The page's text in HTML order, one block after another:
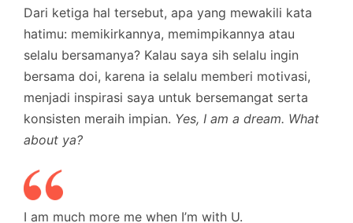
Dari ketiga hal tersebut, apa yang mewakili kata
hatimu: memikirkannya, memimpikannya atau
selalu bersamanya? Kalau saya sih selalu ingin
bersama doi, karena ia selalu memberi motivasi,
menjadi inspirasi saya untuk bersemangat serta
konsisten meraih impian. Yes, I am a dream. What
about ya?
I am much more me when I’m with U.